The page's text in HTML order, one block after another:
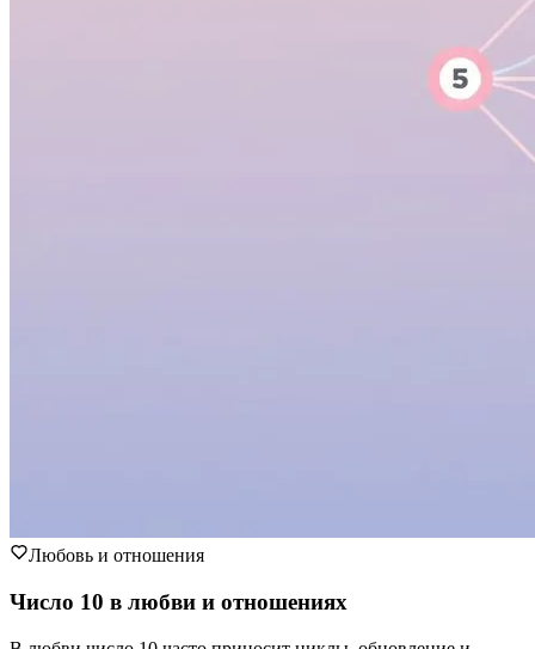
Любовь и отношения
Число 10 в любви и отношениях